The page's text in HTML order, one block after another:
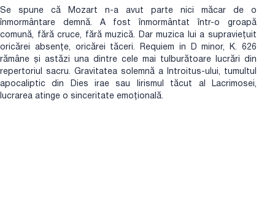
Se spune că Mozart n-a avut parte nici măcar de o
înmormântare demnă. A fost înmormântat într-o groapă
comună, fără cruce, fără muzică. Dar muzica lui a supraviețuit
oricărei absențe, oricărei tăceri. Requiem in D minor, K. 626
rămâne și astăzi una dintre cele mai tulburătoare lucrări din
repertoriul sacru. Gravitatea solemnă a Introitus-ului, tumultul
apocaliptic din Dies irae sau lirismul tăcut al Lacrimosei,
lucrarea atinge o sinceritate emoțională.